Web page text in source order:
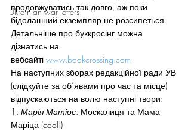
Ukrainian war letters
продовжуватись так довго, аж поки
бідолашний екземпляр не розсипеться.
Детальніше про буккросінг можна
дізнатись на
вебсайті www.bookcrossing.com
На наступних зборах редакційної ради УВ
(слідкуйте за об’явами про час та місце)
відпускаються на волю наступні твори:
1. Марія Матіос. Москалиця та Мама
Маріца (cool!)